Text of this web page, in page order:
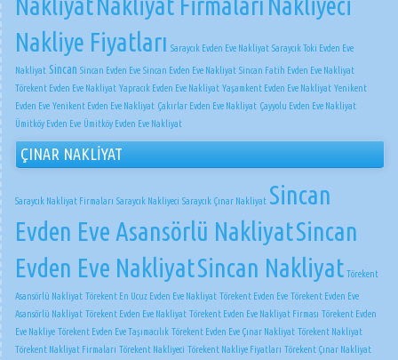
Nakliye Fiyatları Saraycık Evden Eve Nakliyat Saraycık Toki Evden Eve
Nakliyat Sincan Sincan Evden Eve Sincan Evden Eve Nakliyat Sincan Fatih Evden Eve Nakliyat
Törekent Evden Eve Nakliyat Yapracık Evden Eve Nakliyat Yaşamkent Evden Eve Nakliyat Yenikent
Evden Eve Yenikent Evden Eve Nakliyat Çakırlar Evden Eve Nakliyat Çayyolu Evden Eve Nakliyat
Ümitköy Evden Eve Ümitköy Evden Eve Nakliyat
ÇINAR NAKLİYAT
Saraycık Nakliyat Firmaları Saraycık Nakliyeci Saraycık Çınar Nakliyat Sincan
Evden Eve Asansörlü NakliyatSincan
Evden Eve NakliyatSincan Nakliyat Törekent
Asansörlü Nakliyat Törekent En Ucuz Evden Eve Nakliyat Törekent Evden Eve Törekent Evden Eve
Asansörlü Nakliyat Törekent Evden Eve Nakliyat Törekent Evden Eve Nakliyat Firması Törekent Evden
Eve Nakliye Törekent Evden Eve Taşımacılık Törekent Evden Eve Çınar Nakliyat Törekent Nakliyat
Törekent Nakliyat Firmaları Törekent Nakliyeci Törekent Nakliye Fiyatları Törekent Çınar Nakliyat